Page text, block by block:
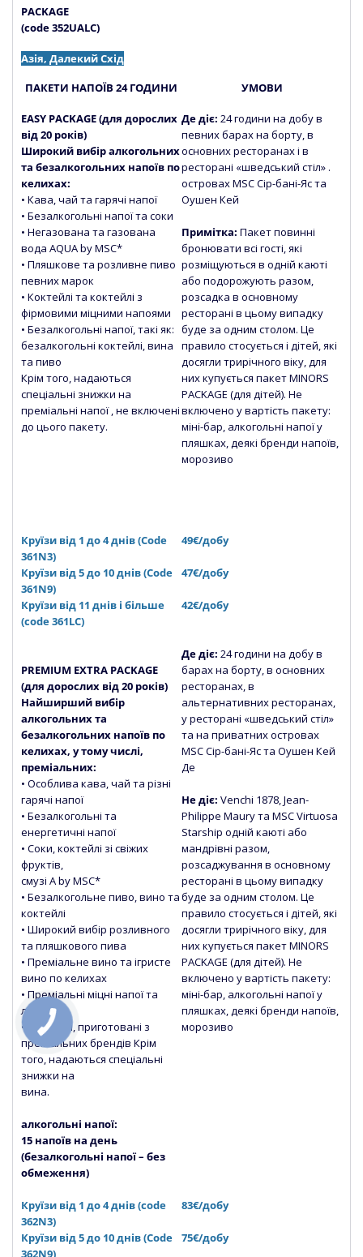
PACKAGE
(code 352UALC)
Азія, Далекий Схід
ПАКЕТИ НАПОЇВ 24 ГОДИНИ
УМОВИ
EASY PACKAGE (для дорослих
від 20 років)
Широкий вибір алкогольних
та безалкогольних напоїв по
келихах:
• Кава, чай та гарячі напої
• Безалкогольні напої та соки
• Негазована та газована
вода AQUA by MSC*
• Пляшкове та розливне пиво
певних марок
• Коктейлі та коктейлі з
фірмовими міцними напоями
• Безалкогольні напої, такі як:
безалкогольні коктейлі, вина
та пиво
Крім того, надаються
спеціальні знижки на
преміальні напої , не включені
до цього пакету.
Де діє: 24 години на добу в
певних барах на борту, в
основних ресторанах і в
ресторані «шведський стіл» .
островах MSC Сір-бані-Яс та
Оушен Кей
Примітка: Пакет повинні
бронювати всі гості, які
розміщуються в одній каюті
або подорожують разом,
розсадка в основному
ресторані в цьому випадку
буде за одним столом. Це
правило стосується і дітей, які
досягли трирічного віку, для
них купується пакет MINORS
PACKAGE (для дітей). Не
включено у вартість пакету:
міні-бар, алкогольні напої у
пляшках, деякі бренди напоїв,
морозиво
Круїзи від 1 до 4 днів (Сode
361N3)
49€/добу
Круїзи від 5 до 10 днів (Сode
361N9)
47€/добу
Круїзи від 11 днів і більше
(code 361LC)
42€/добу
PREMIUM EXTRA PACKAGE
(для дорослих від 20 років)
Найширший вибір
алкогольних та
безалкогольних напоїв по
келихах, у тому числі,
преміальних:
• Особлива кава, чай та різні
гарячі напої
• Безалкогольні та
енергетичні напої
• Соки, коктейлі зі свіжих
фруктів,
смузі A by MSC*
• Безалкогольне пиво, вино та
коктейлі
• Широкий вибір розливного
та пляшкового пива
• Преміальне вино та ігристе
вино по келихах
• Преміальні міцні напої та
лікери
• Коктейлі, приготовані з
преміальних брендів Крім
того, надаються спеціальні
знижки на
вина.
алкогольні напої:
15 напоїв на день
(безалкогольні напої – без
обмеження)
Де діє: 24 години на добу в
барах на борту, в основних
ресторанах, в
альтернативних ресторанах,
у ресторані «шведський стіл»
та на приватних островах
MSC Сір-бані-Яс та Оушен Кей
Де
Не діє: Venchi 1878, Jean-
Philippe Maury та MSC Virtuosa
Starship одній каюті або
мандрівні разом,
розсаджування в основному
ресторані в цьому випадку
буде за одним столом. Це
правило стосується і дітей, які
досягли трирічного віку, для
них купується пакет MINORS
PACKAGE (для дітей). Не
включено у вартість пакету:
міні-бар, алкогольні напої у
пляшках, деякі бренди напоїв,
морозиво
Круїзи від 1 до 4 днів (code
362N3)
83€/добу
Круїзи від 5 до 10 днів (Сode
362N9)
75€/добу